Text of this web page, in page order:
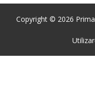
Copyright © 2026